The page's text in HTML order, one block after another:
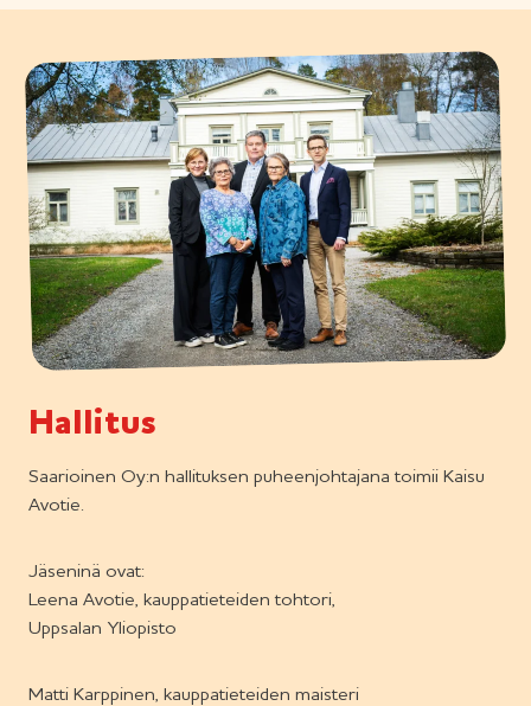
Hallitus
Saarioinen Oy:n hallituksen puheenjohtajana toimii Kaisu
Avotie.
Jäseninä ovat:
Leena Avotie, kauppatieteiden tohtori,
Uppsalan Yliopisto
Matti Karppinen, kauppatieteiden maisteri